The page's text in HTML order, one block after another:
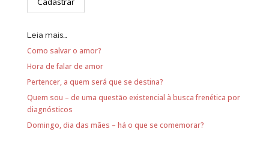
Leia mais…
Como salvar o amor?
Hora de falar de amor
Pertencer, a quem será que se destina?
Quem sou – de uma questão existencial à busca frenética por
diagnósticos
Domingo, dia das mães – há o que se comemorar?